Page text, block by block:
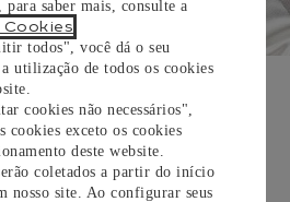
para saber mais, consulte a
todos", você dá o seu
utilização de todos os cookies
cookies não necessários",
cookies exceto os cookies
deste website.
coletados a partir do início
nosso site. Ao configurar seus
PARA PRESENTE
nossa e-Boutique Cartier são
para presente e oferecem a
um cartão personalizado.